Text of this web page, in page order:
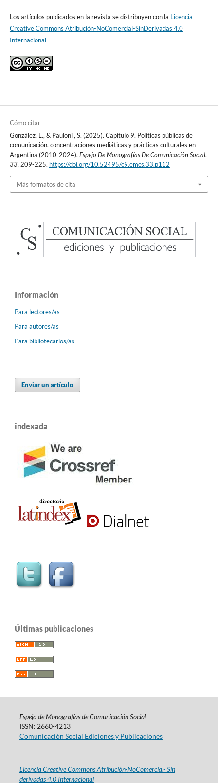
Los artículos publicados en la revista se distribuyen con la Licencia
Creative Commons Atribución-NoComercial-SinDerivadas 4.0
Internacional
Cómo citar
González, L., & Pauloni , S. (2025). Capítulo 9. Políticas públicas de
comunicación, concentraciones mediáticas y prácticas culturales en
Argentina (2010-2024). Espejo De Monografías De Comunicación Social,
33, 209-225. https://doi.org/10.52495/c9.emcs.33.p112
Más formatos de cita
Información
Para lectores/as
Para autores/as
Para bibliotecarios/as
Enviar un artículo
indexada
Últimas publicaciones
Espejo de Monografías de Comunicación Social
ISSN: 2660-4213
Comunicación Social Ediciones y Publicaciones
Licencia Creative Commons Atribución-NoComercial- Sin
derivadas 4.0 Internacional